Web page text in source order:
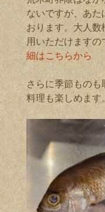
ないですが、あ
おります。大人
用いただけますの
細はこちらから
さらに季節もの
料理も楽しめます